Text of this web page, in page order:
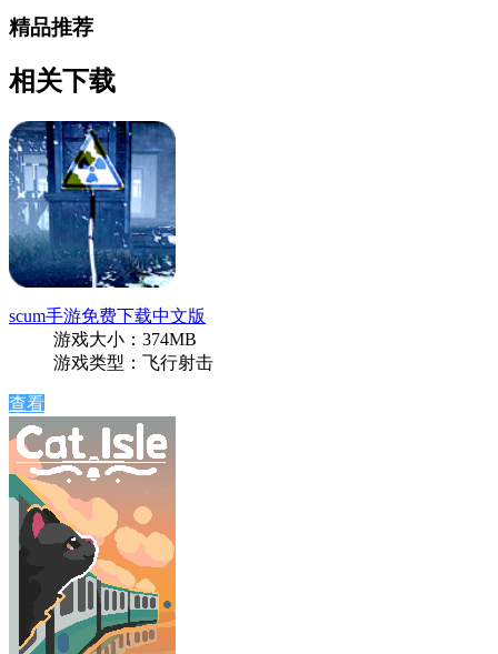
精品推荐
相关下载
scum手游免费下载中文版
游戏大小：374MB
游戏类型：飞行射击
查看